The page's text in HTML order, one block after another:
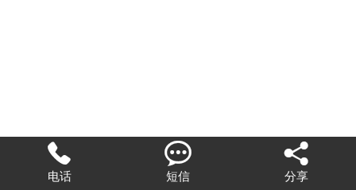

电话

短信

分享